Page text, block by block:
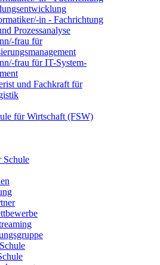
in - Fachrichtung
Prozessanalyse
frau für
frau für IT-System-
und Fachkraft für
für Wirtschaft (FSW)
Schule